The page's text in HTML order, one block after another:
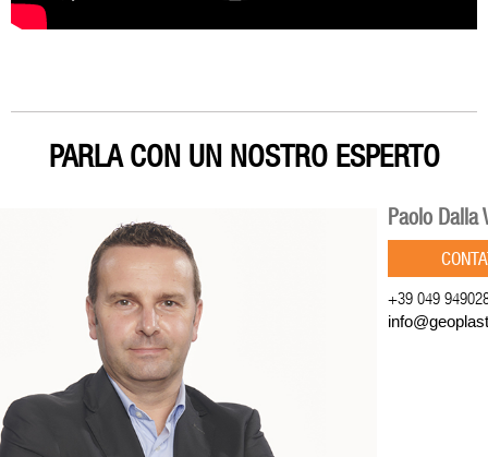
PARLA CON UN NOSTRO ESPERTO
Paolo Dalla
+39 049